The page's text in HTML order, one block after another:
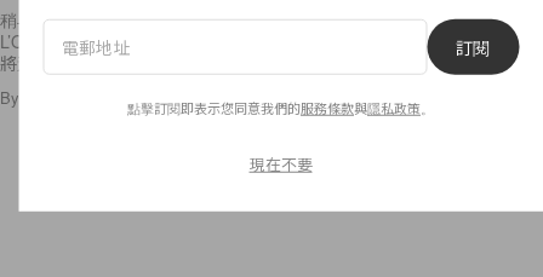
稍早，51 歲的 Celine Dion 在個人 Instagram 上宣佈自己成為美妝品牌
L’Oreal 的最新發言人，而身兼歌手與三名孩子母親的她，在出道生涯即
將邁入 40
By 2019年4月3日
訂閱
點擊訂閱即表示您同意我們的服務條款與隱私政策
現在不要